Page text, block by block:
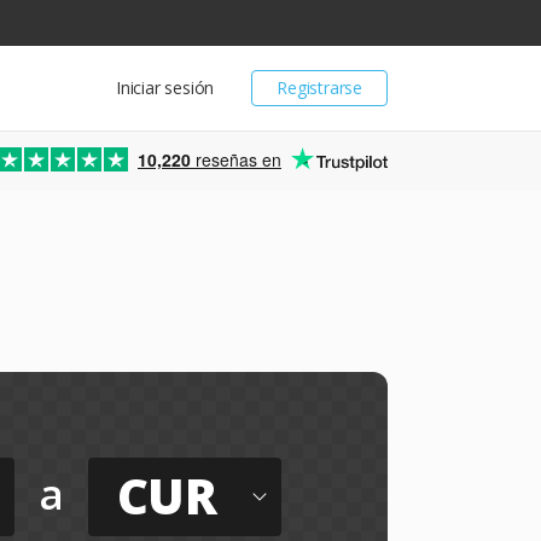
Registrarse
Iniciar sesión
10,220 reseñas en
a CUR